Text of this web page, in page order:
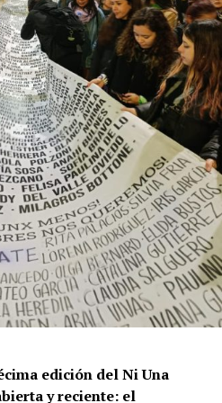
un territorio en disputa.
edición del Ni Una
y reciente: el